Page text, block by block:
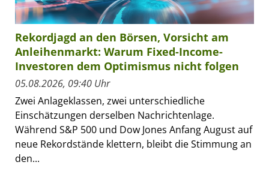
Rekordjagd an den Börsen, Vorsicht am
Anleihenmarkt: Warum Fixed-Income-
Investoren dem Optimismus nicht folgen
05.08.2026, 09:40 Uhr
Zwei Anlageklassen, zwei unterschiedliche
Einschätzungen derselben Nachrichtenlage.
Während S&P 500 und Dow Jones Anfang August auf
neue Rekordstände klettern, bleibt die Stimmung an
den...